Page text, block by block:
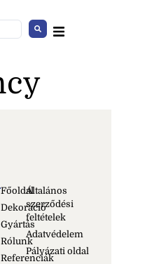
Főoldal
Dekoráció
Gyártás
Rólunk
Referenciák
Általános
szerződési
feltételek
Adatvédelem
Pályázati oldal
kalendárium